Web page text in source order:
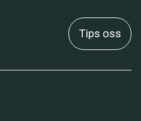
Tips oss